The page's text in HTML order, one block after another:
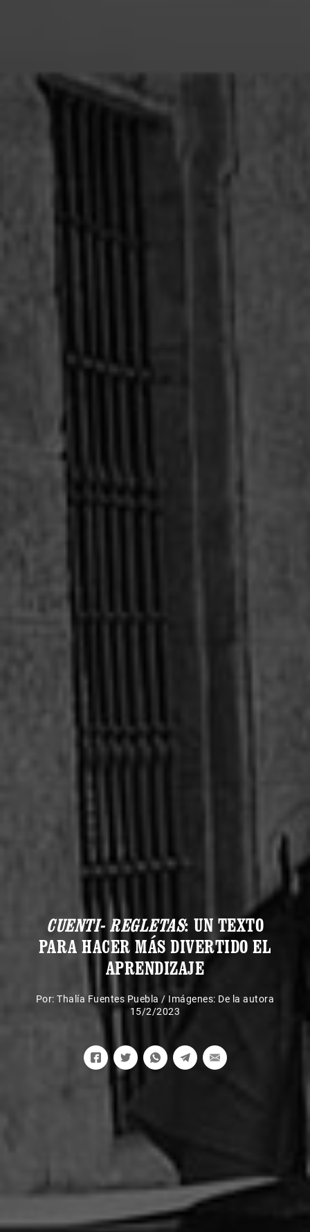
CUENTI- REGLETAS: UN TEXTO
PARA HACER MÁS DIVERTIDO EL
APRENDIZAJE
Por:Thalía Fuentes Puebla / Imágenes: De la autora
15/2/2023